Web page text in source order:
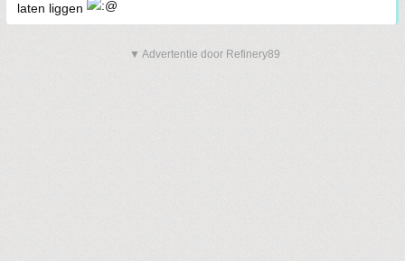
laten liggen
▼ Advertentie door Refinery89